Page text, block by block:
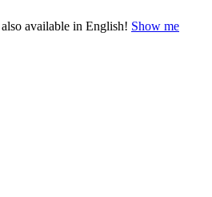
available in English! Show me